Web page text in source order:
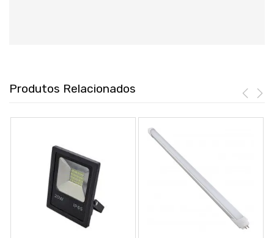
Produtos Relacionados